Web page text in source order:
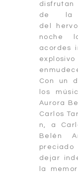
de la
del
noche
acordes
Con un
los
Aurora
Carlos
n, a
Belén
dejar
la